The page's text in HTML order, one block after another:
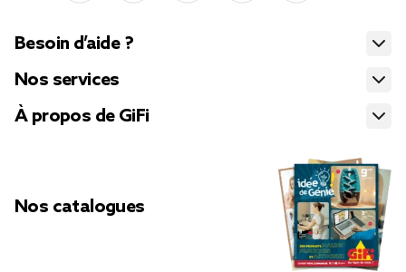
Besoin d’aide ?
Nos services
À propos de GiFi
Nos catalogues